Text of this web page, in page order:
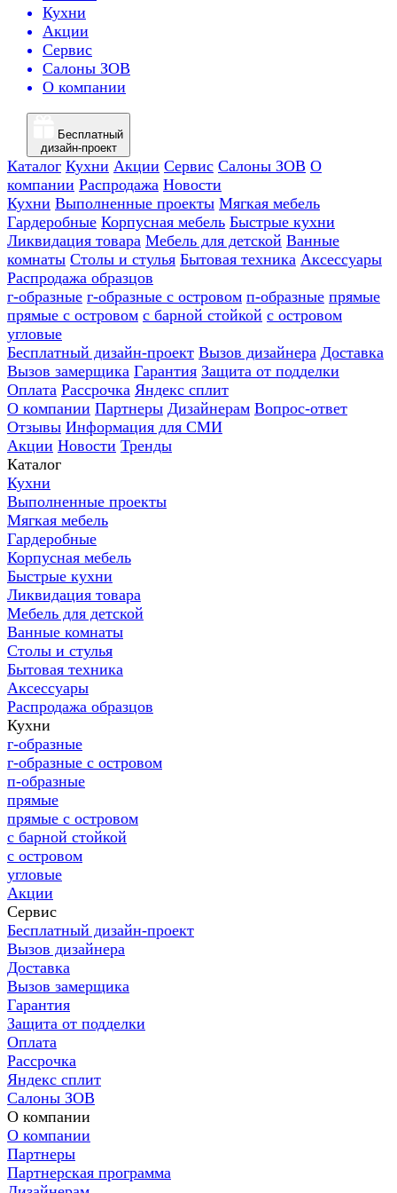
Кухни
Акции
Сервис
Салоны ЗОВ
О компании
Бесплатный
дизайн-проект
Каталог Кухни Акции Сервис Салоны ЗОВ О
компании Распродажа Новости
Кухни Выполненные проекты Мягкая мебель
Гардеробные Корпусная мебель Быстрые кухни
Ликвидация товара Мебель для детской Ванные
комнаты Столы и стулья Бытовая техника Аксессуары
Распродажа образцов
г-образные г-образные с островом п-образные прямые
прямые с островом с барной стойкой с островом
угловые
Бесплатный дизайн-проект Вызов дизайнера Доставка
Вызов замерщика Гарантия Защита от подделки
Оплата Рассрочка Яндекс сплит
О компании Партнеры Дизайнерам Вопрос-ответ
Отзывы Информация для СМИ
Акции Новости Тренды
Каталог
Кухни
Выполненные проекты
Мягкая мебель
Гардеробные
Корпусная мебель
Быстрые кухни
Ликвидация товара
Мебель для детской
Ванные комнаты
Столы и стулья
Бытовая техника
Аксессуары
Распродажа образцов
Кухни
г-образные
г-образные с островом
п-образные
прямые
прямые с островом
с барной стойкой
с островом
угловые
Акции
Сервис
Бесплатный дизайн-проект
Вызов дизайнера
Доставка
Вызов замерщика
Гарантия
Защита от подделки
Оплата
Рассрочка
Яндекс сплит
Салоны ЗОВ
О компании
О компании
Партнеры
Партнерская программа